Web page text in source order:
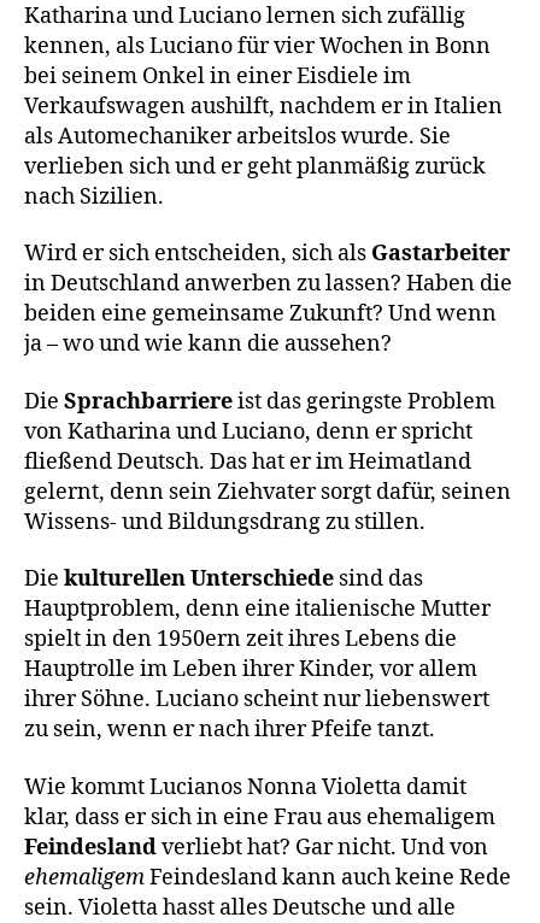
Katharina und Luciano lernen sich zufällig
kennen, als Luciano für vier Wochen in Bonn
bei seinem Onkel in einer Eisdiele im
Verkaufswagen aushilft, nachdem er in Italien
als Automechaniker arbeitslos wurde. Sie
verlieben sich und er geht planmäßig zurück
nach Sizilien.
Wird er sich entscheiden, sich als Gastarbeiter
in Deutschland anwerben zu lassen? Haben die
beiden eine gemeinsame Zukunft? Und wenn
ja – wo und wie kann die aussehen?
Die Sprachbarriereist das geringste Problem
von Katharina und Luciano, denn er spricht
fließend Deutsch. Das hat er im Heimatland
gelernt, denn sein Ziehvater sorgt dafür, seinen
Wissens- und Bildungsdrang zu stillen.
Die kulturellen Unterschiede sind das
Hauptproblem, denn eine italienische Mutter
spielt in den 1950ern zeit ihres Lebens die
Hauptrolle im Leben ihrer Kinder, vor allem
ihrer Söhne. Luciano scheint nur liebenswert
zu sein, wenn er nach ihrer Pfeife tanzt.
Wie kommt Lucianos Nonna Violetta damit
klar, dass er sich in eine Frau aus ehemaligem
Feindeslandverliebt hat? Gar nicht. Und von
ehemaligemFeindesland kann auch keine Rede
sein. Violetta hasst alles Deutsche und alle